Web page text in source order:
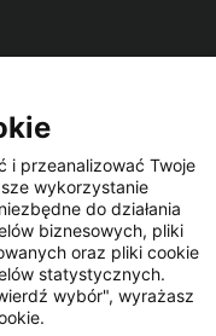
LinkedIn
i przeanalizować Twoje
wykorzystanie
do działania
biznesowych, pliki
oraz pliki cookie
statystycznych.
wybór", wyrażasz